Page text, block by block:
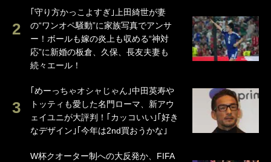
｢守り方かっこよすぎ｣上田綺世が妻
の“ワンオペ騒動”に家族写真でアンサ
ー！ボールも嫁の炎上も収める“神対
応”に新婚の板倉、久保、長友夫妻も
続々エール！
｢めーっちゃオシャじゃん｣中田英寿や
トッティも愛した名門ローマ、新アウ
ェイユニが大評判！｢カッコいい｣｢好き
なデザイン｣｢今年は2nd買おうかな｣
W杯クオーター制への大反発か、FIFA